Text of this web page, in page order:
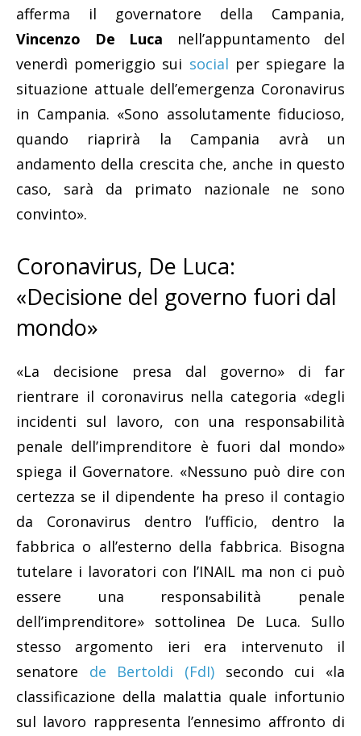
afferma il governatore della Campania,
Vincenzo De Luca nell’appuntamento del
venerdì pomeriggio sui social per spiegare la
situazione attuale dell’emergenza Coronavirus
in Campania. «Sono assolutamente fiducioso,
quando riaprirà la Campania avrà un
andamento della crescita che, anche in questo
caso, sarà da primato nazionale ne sono
convinto».
Coronavirus, De Luca:
«Decisione del governo fuori dal
mondo»
«La decisione presa dal governo» di far
rientrare il coronavirus nella categoria «degli
incidenti sul lavoro, con una responsabilità
penale dell’imprenditore è fuori dal mondo»
spiega il Governatore. «Nessuno può dire con
certezza se il dipendente ha preso il contagio
da Coronavirus dentro l’ufficio, dentro la
fabbrica o all’esterno della fabbrica. Bisogna
tutelare i lavoratori con l’INAIL ma non ci può
essere una responsabilità penale
dell’imprenditore» sottolinea De Luca. Sullo
stesso argomento ieri era intervenuto il
senatore de Bertoldi (FdI) secondo cui «la
classificazione della malattia quale infortunio
sul lavoro rappresenta l’ennesimo affronto di